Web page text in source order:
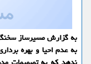
به گزارش مسیرساز
به عدم احیا و بهره